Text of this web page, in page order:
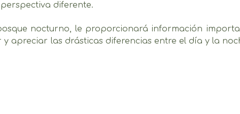
diferente.
nocturno, le proporcionará información
apreciar las drásticas diferencias entre el día y la